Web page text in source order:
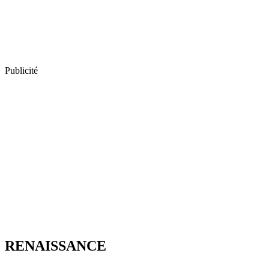
Publicité
RENAISSANCE